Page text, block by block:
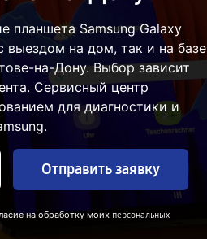
планшета Samsung Galaxy
выездом на дом, так и на базе
на-Дону. Выбор зависит
Сервисный центр
для диагностики и
Отправить заявку
на обработку моих персональных